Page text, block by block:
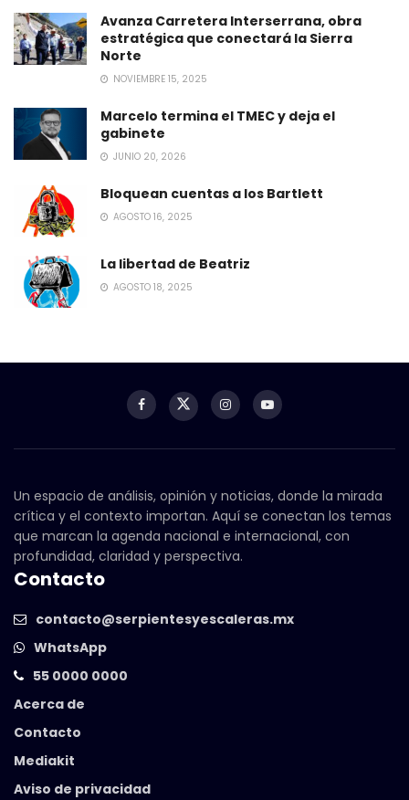
Avanza Carretera Interserrana, obra
estratégica que conectará la Sierra
Norte
NOVIEMBRE 15, 2025
Marcelo termina el TMEC y deja el
gabinete
JUNIO 20, 2026
Bloquean cuentas a los Bartlett
AGOSTO 16, 2025
La libertad de Beatriz
AGOSTO 18, 2025
Un espacio de análisis, opinión y noticias, donde la mirada
crítica y el contexto importan. Aquí se conectan los temas
que marcan la agenda nacional e internacional, con
profundidad, claridad y perspectiva.
Contacto
contacto@serpientesyescaleras.mx
WhatsApp
55 0000 0000
Acerca de
Contacto
Mediakit
Aviso de privacidad